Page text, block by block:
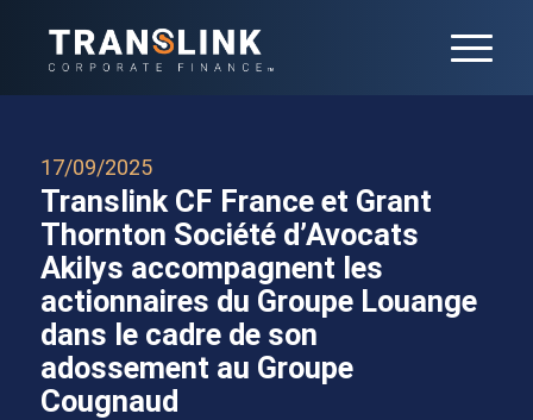
17/09/2025
Translink CF France et Grant
Thornton Société d’Avocats
Akilys accompagnent les
actionnaires du Groupe Louange
dans le cadre de son
adossement au Groupe
Cougnaud